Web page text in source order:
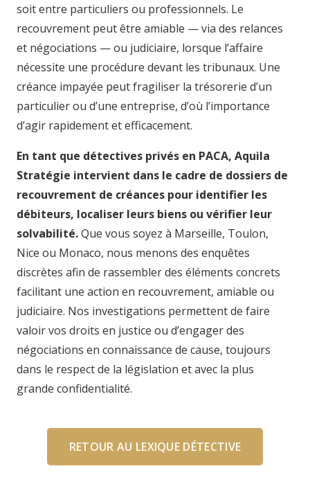
soit entre particuliers ou professionnels. Le
recouvrement peut être amiable — via des relances
et négociations — ou judiciaire, lorsque l’affaire
nécessite une procédure devant les tribunaux. Une
créance impayée peut fragiliser la trésorerie d’un
particulier ou d’une entreprise, d’où l’importance
d’agir rapidement et efficacement.
En tant que détectives privés en PACA, Aquila
Stratégie intervient dans le cadre de dossiers de
recouvrement de créances pour identifier les
débiteurs, localiser leurs biens ou vérifier leur
solvabilité.Que vous soyez à Marseille, Toulon,
Nice ou Monaco, nous menons des enquêtes
discrètes afin de rassembler des éléments concrets
facilitant une action en recouvrement, amiable ou
judiciaire. Nos investigations permettent de faire
valoir vos droits en justice ou d’engager des
négociations en connaissance de cause, toujours
dans le respect de la législation et avec la plus
grande confidentialité.
RETOUR AU LEXIQUE DÉTECTIVE